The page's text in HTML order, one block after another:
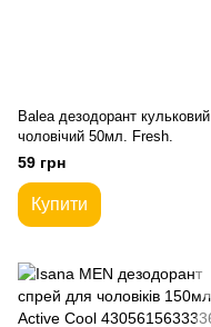
Balea дезодорант кульковий
чоловічий 50мл. Fresh.
59 грн
Купити